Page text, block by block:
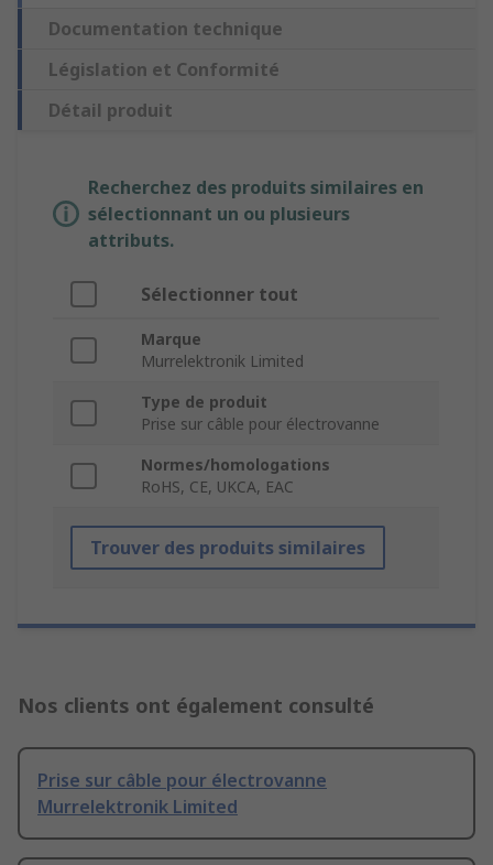
Documentation technique
Législation et Conformité
Détail produit
Recherchez des produits similaires en
sélectionnant un ou plusieurs
attributs.
Sélectionner tout
Marque
Murrelektronik Limited
Type de produit
Prise sur câble pour électrovanne
Normes/homologations
RoHS, CE, UKCA, EAC
Trouver des produits similaires
Nos clients ont également consulté
Prise sur câble pour électrovanne
Murrelektronik Limited